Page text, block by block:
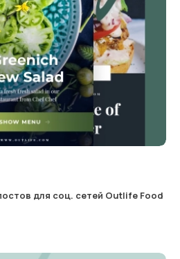
для соц. сетей Outlife Food